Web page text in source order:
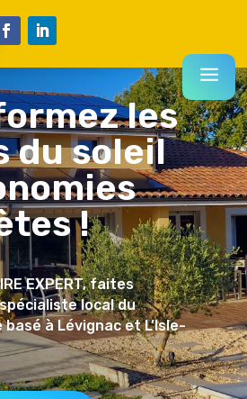
les
du soleil
!
EXPERT, faites
local du
à Lévignac et L’Isle-